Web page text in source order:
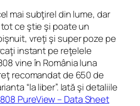
mai subţirel din lume, dar
ce ştie şi poate un
vreţi şi super poze pe
instant pe reţelele
vine în România luna
recomandat de 650 de
“la liber”. Iată şi detaliile
PureView – Data Sheet